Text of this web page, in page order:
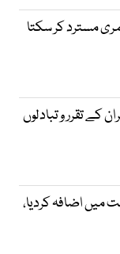
مسترد کر سکتا
نے 32 افسران کے تقرر و تبادلوں
اضافہ کردیا،